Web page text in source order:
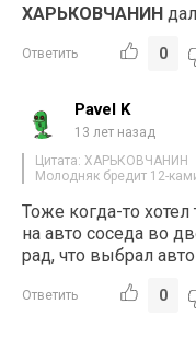
ХАРЬКОВЧАНИН
Ответить 0
Pavel K
13 лет назад
Цитата: ХАРЬКОВЧАНИН
Молодняк бредит 12-
Тоже когда-то
на авто соседа во
рад, что выбрал
Ответить 0